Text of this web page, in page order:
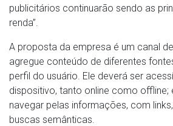
publicitários continuarão sendo as
renda”.
A proposta da empresa é um canal
agregue conteúdo de diferentes
perfil do usuário. Ele deverá ser
dispositivo, tanto online como offline;
navegar pelas informações, com
buscas semânticas.